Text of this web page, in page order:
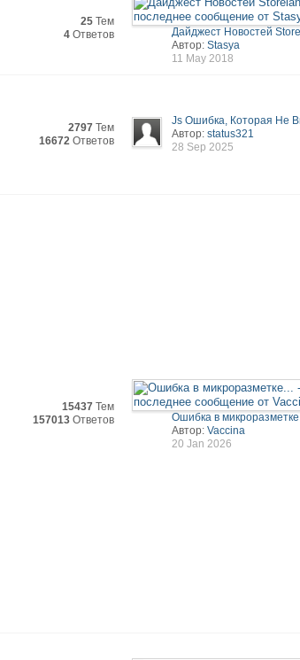
25 Тем
4 Ответов
Дайджест Новостей
Автор:Stasya
11 May 2018
2797 Тем
16672 Ответов
Js Ошибка, Которая Не
Автор:status321
28 Sep 2025
15437 Тем
157013 Ответов
Ошибка в
Автор:Vaccina
20 Jan 2026